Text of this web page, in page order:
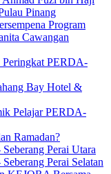
Pinang
Program
Cawangan
Peringkat PERDA-
Bay Hotel &
Pelajar PERDA-
Ramadan?
Perai Utara
Perai Selatan